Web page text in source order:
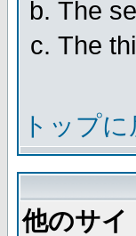
The
The
トップに
他のサイ